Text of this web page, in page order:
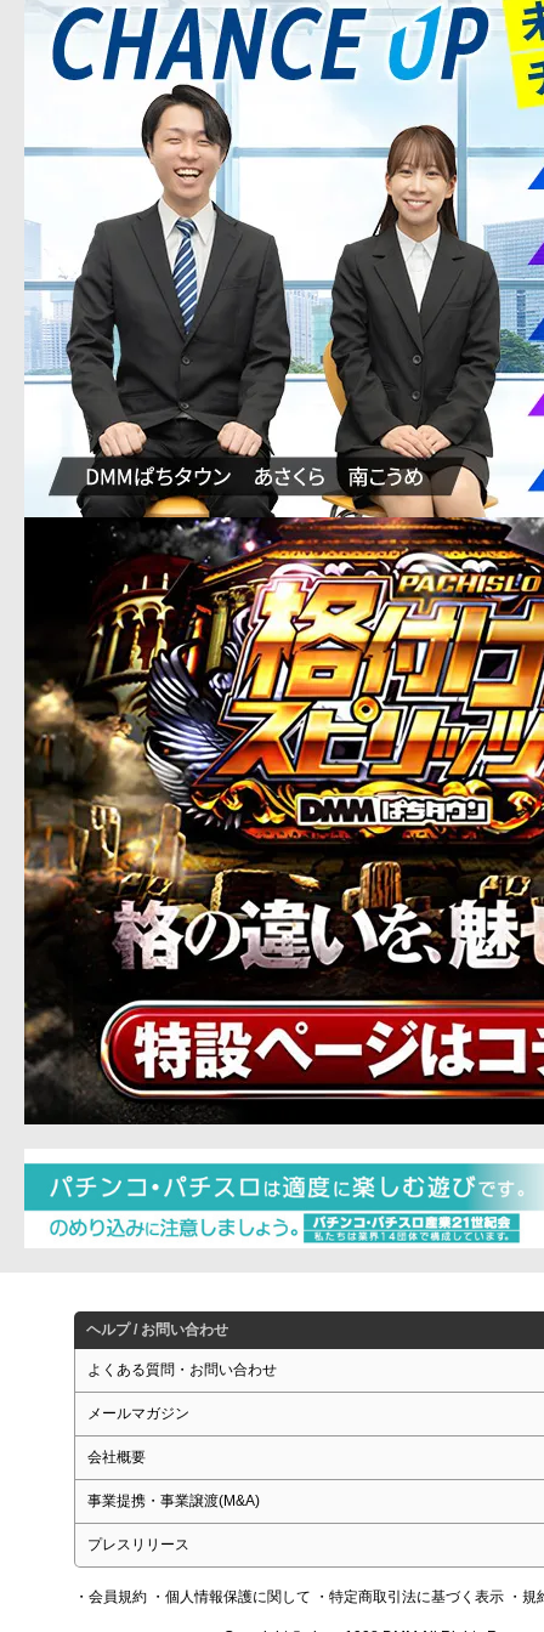
ヘルプ / お問い合わせ
よくある質問・お問い合わせ
メールマガジン
会社概要
事業提携・事業譲渡(M&A)
プレスリリース
・会員規約 ・個人情報保護に関して ・特定商取引法に基づく表示 ・規